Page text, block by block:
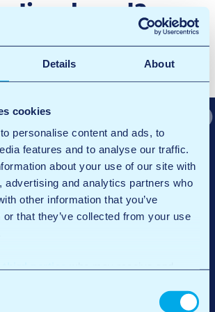
Details About
cookies
personalise content and ads, to
features and to analyse our traffic.
about your use of our site with
advertising and analytics partners who
other information that you’ve
or that they’ve collected from your use
Ijsseloord3
Email